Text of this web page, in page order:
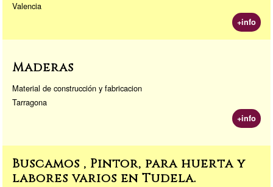
Valencia
+info
Maderas
Material de construcción y fabricacion
Tarragona
+info
Buscamos , Pintor, para huerta y
labores varios en Tudela.